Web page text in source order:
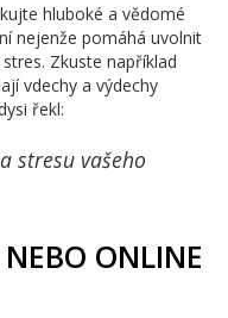
hluboké a vědomé
nejenže pomáhá uvolnit
Zkuste například
vdechy a výdechy
řekl:
stresu vašeho
NEBO ONLINE